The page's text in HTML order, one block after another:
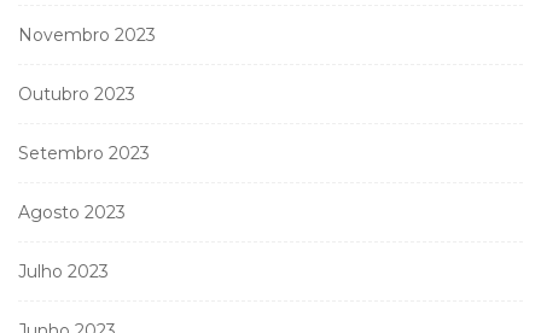
Novembro 2023
Outubro 2023
Setembro 2023
Agosto 2023
Julho 2023